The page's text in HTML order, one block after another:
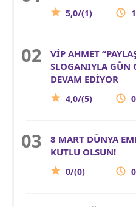
5,0/(1)
VİP AHMET
SLOGANIYLA GÜN
DEVAM EDİYOR
4,0/(5)
8 MART DÜNYA
KUTLU OLSUN!
0/(0)